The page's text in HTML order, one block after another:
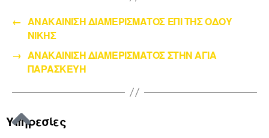
← ΑΝΑΚΑΙΝΙΣΗ ΔΙΑΜΕΡΙΣΜΑΤΟΣ ΕΠΙ ΤΗΣ ΟΔΟΥ
ΝΙΚΗΣ
→ ΑΝΑΚΑΙΝΙΣΗ ΔΙΑΜΕΡΙΣΜΑΤΟΣ ΣΤΗΝ ΑΓΙΑ
ΠΑΡΑΣΚΕΥΗ
Υπηρεσίες